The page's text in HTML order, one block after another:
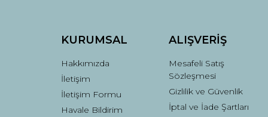
Bu ürüne benzer farklı alternatifler olmalı.
KURUMSAL
Hakkımızda
İletişim
İletişim Formu
Havale Bildirim
ALIŞVERİŞ
Mesafeli Satış
Sözleşmesi
Gizlilik ve Güvenlik
İptal ve İade Şartları